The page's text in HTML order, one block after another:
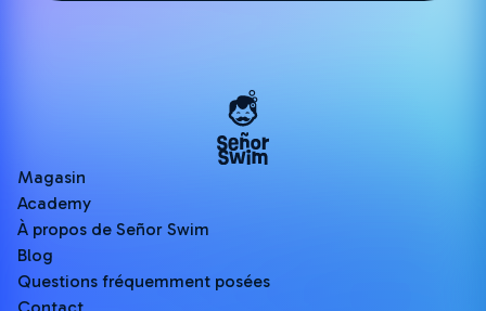
Magasin
Academy
À propos de Señor Swim
Blog
Questions fréquemment posées